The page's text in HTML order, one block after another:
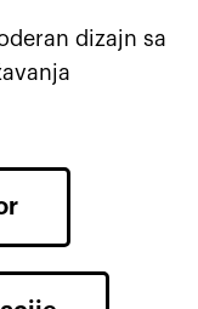
dizajn sa